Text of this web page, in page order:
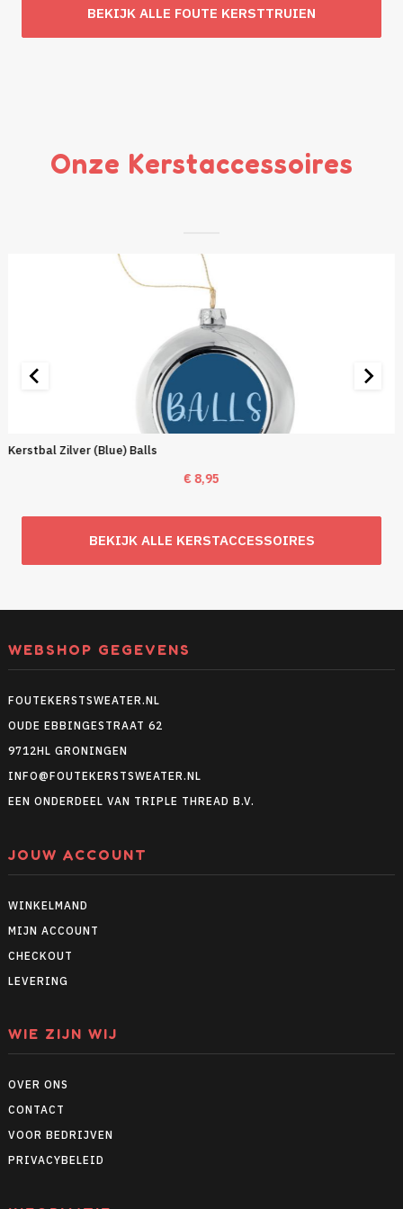
BEKIJK ALLE FOUTE KERSTTRUIEN
Onze Kerstaccessoires
Kerstbal Zilver (Blue) Balls
€8,95
BEKIJK ALLE KERSTACCESSOIRES
WEBSHOP GEGEVENS
FOUTEKERSTSWEATER.NL
OUDE EBBINGESTRAAT 62
9712HL GRONINGEN
INFO@FOUTEKERSTSWEATER.NL
EEN ONDERDEEL VAN TRIPLE THREAD B.V.
JOUW ACCOUNT
WINKELMAND
MIJN ACCOUNT
CHECKOUT
LEVERING
WIE ZIJN WIJ
OVER ONS
CONTACT
VOOR BEDRIJVEN
PRIVACYBELEID